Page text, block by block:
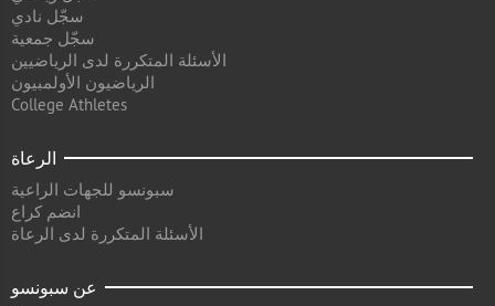
سجّل نادي
سجّل جمعية
الأسئلة المتكررة لدى الرياضيين
الرياضيون الأولمبيون
College Athletes
الرعاة
سبونسو للجهات الراعية
انضم كراع
الأسئلة المتكررة لدى الرعاة
عن سبونسو